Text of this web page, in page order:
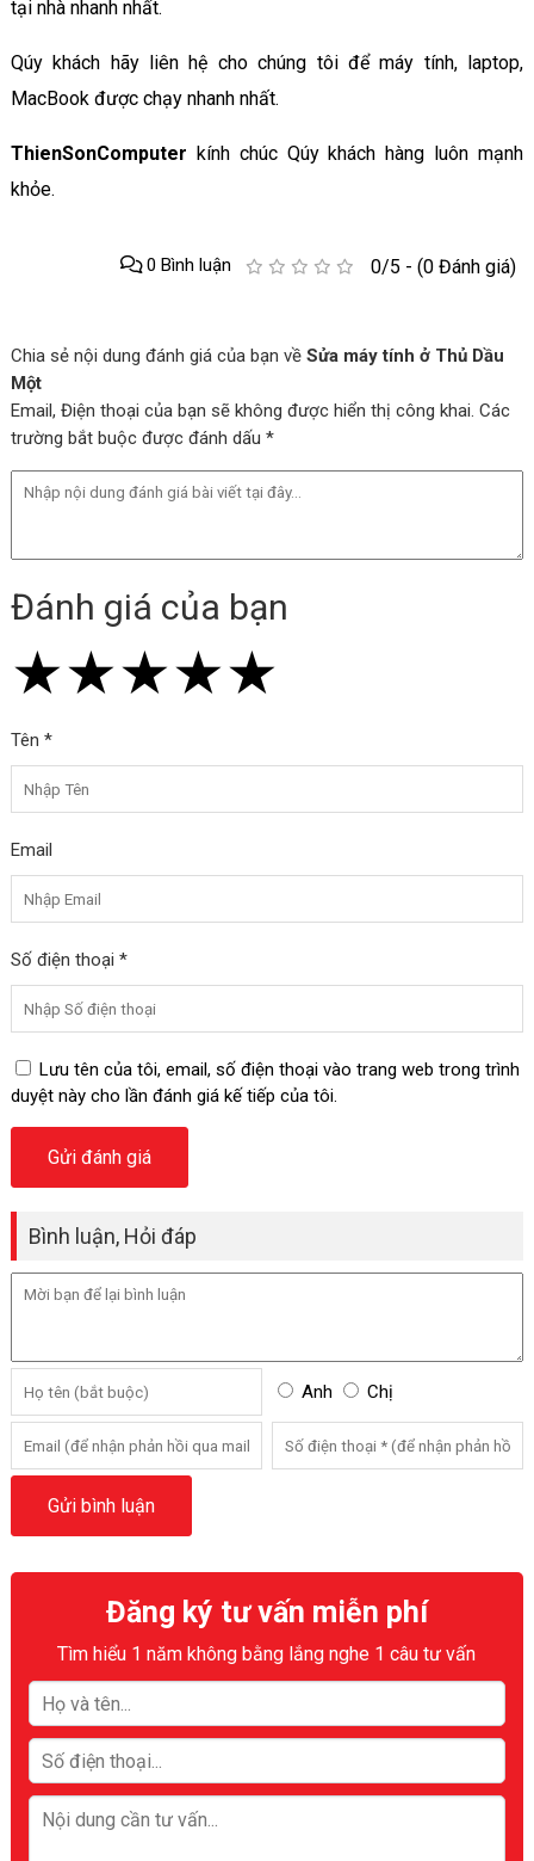
tại nhà nhanh nhất.
Qúy khách hãy liên hệ cho chúng tôi để máy tính, laptop,
MacBook được chạy nhanh nhất.
ThienSonComputer kính chúc Qúy khách hàng luôn mạnh
khỏe.
0/5 - (0 Đánh giá)
0 Bình luận
Chia sẻ nội dung đánh giá của bạn về Sửa máy tính ở Thủ Dầu
Một
Email, Điện thoại của bạn sẽ không được hiển thị công khai. Các
trường bắt buộc được đánh dấu *
Đánh giá của bạn
★
★★
★★★
★★★★
★★★★★
Tên *
Email
Số điện thoại *
Lưu tên của tôi, email, số điện thoại vào trang web trong trình
duyệt này cho lần đánh giá kế tiếp của tôi.
Bình luận, Hỏi đáp
Anh Chị
Đăng ký tư vấn miễn phí
Tìm hiểu 1 năm không bằng lắng nghe 1 câu tư vấn